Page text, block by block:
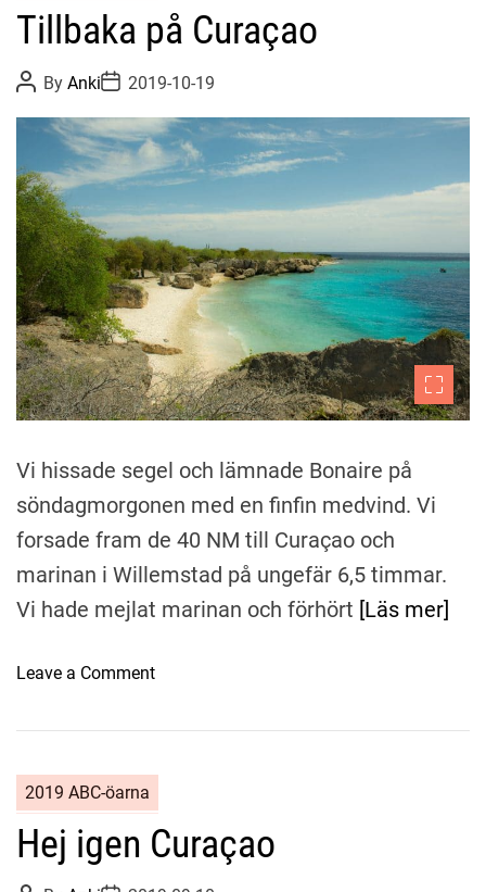
Tillbaka på Curaçao
P
o
s
u
t
h
o
r
By AnkiP
o
s
t
D
a
t
2019-10-19
Vi hissade segel och lämnade Bonaire på
söndagmorgonen med en finfin medvind. Vi
forsade fram de 40 NM till Curaçao och
marinan i Willemstad på ungefär 6,5 timmar.
Vi hade mejlat marinan och förhört [Läs mer]
Leave a Commento
T
l
l
b
a
2019 ABC-öarna
Hej igen Curaçao